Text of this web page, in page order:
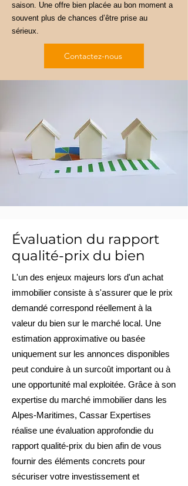
saison. Une offre bien placée au bon moment a
souvent plus de chances d’être prise au
sérieux.
Contactez-nous
Évaluation du rapport
qualité-prix du bien
L'un des enjeux majeurs lors d'un achat
immobilier consiste à s'assurer que le prix
demandé correspond réellement à la
valeur du bien sur le marché local. Une
estimation approximative ou basée
uniquement sur les annonces disponibles
peut conduire à un surcoût important ou à
une opportunité mal exploitée. Grâce à son
expertise du marché immobilier dans les
Alpes-Maritimes, Cassar Expertises
réalise une évaluation approfondie du
rapport qualité-prix du bien afin de vous
fournir des éléments concrets pour
sécuriser votre investissement et